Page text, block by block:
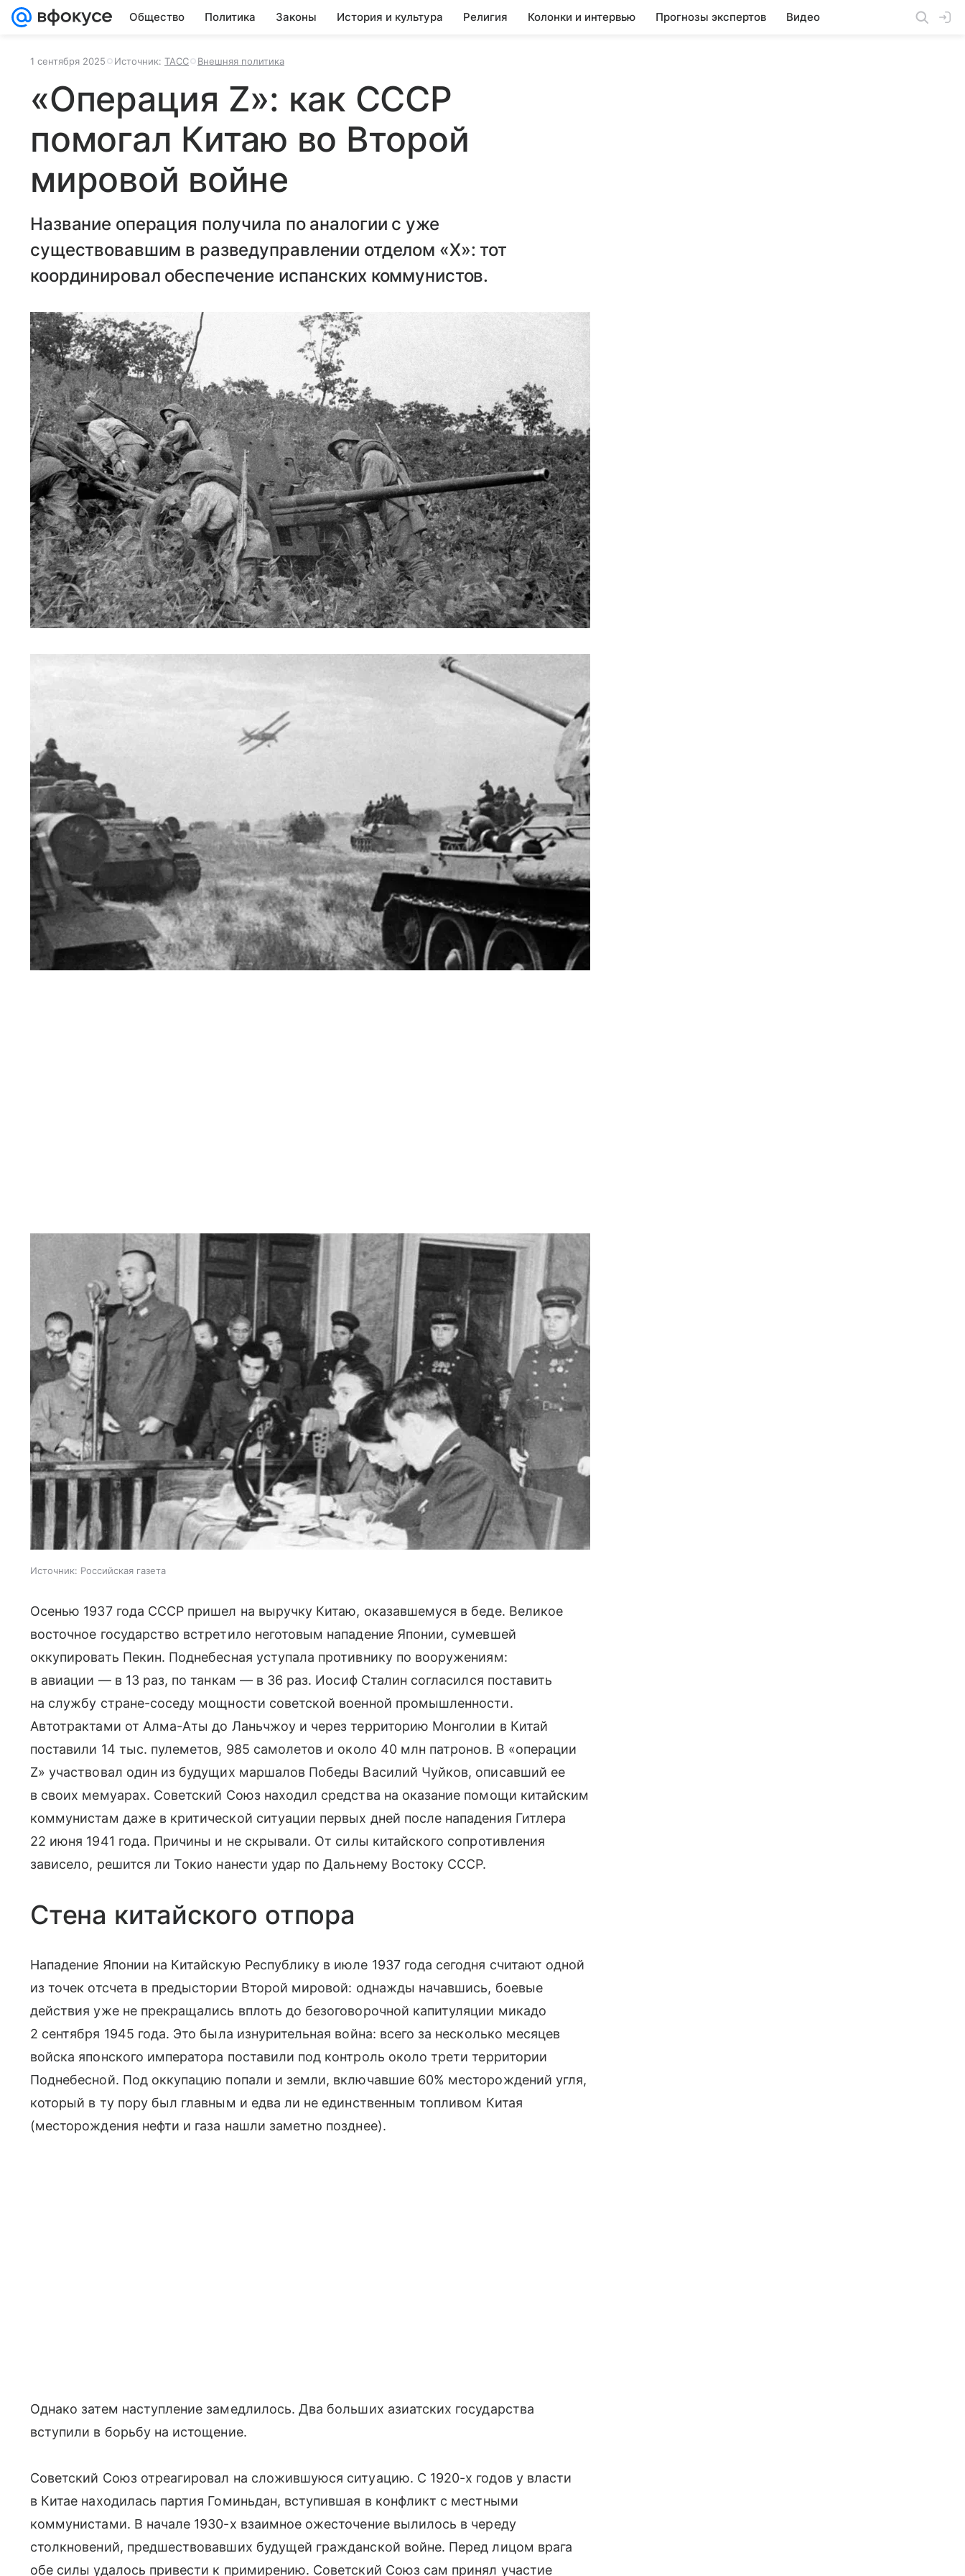
Общество Политика Законы История и культура Религия Колонки и интервью Прогнозы экспертов Видео
1 сентября 2025 Источник: ТАСС Внешняя политика
«Операция Z»: как СССР
помогал Китаю во Второй
мировой войне
Название операция получила по аналогии с уже
существовавшим в разведуправлении отделом «X»: тот
координировал обеспечение испанских коммунистов.
Источник: Российская газета
Осенью 1937 года СССР пришел на выручку Китаю, оказавшемуся в беде. Великое
восточное государство встретило неготовым нападение Японии, сумевшей
оккупировать Пекин. Поднебесная уступала противнику по вооружениям:
в авиации — в 13 раз, по танкам — в 36 раз. Иосиф Сталин согласился поставить
на службу стране-соседу мощности советской военной промышленности.
Автотрактами от Алма-Аты до Ланьчжоу и через территорию Монголии в Китай
поставили 14 тыс. пулеметов, 985 самолетов и около 40 млн патронов. В «операции
Z» участвовал один из будущих маршалов Победы Василий Чуйков, описавший ее
в своих мемуарах. Советский Союз находил средства на оказание помощи китайским
коммунистам даже в критической ситуации первых дней после нападения Гитлера
22 июня 1941 года. Причины и не скрывали. От силы китайского сопротивления
зависело, решится ли Токио нанести удар по Дальнему Востоку СССР.
Стена китайского отпора
Нападение Японии на Китайскую Республику в июле 1937 года сегодня считают одной
из точек отсчета в предыстории Второй мировой: однажды начавшись, боевые
действия уже не прекращались вплоть до безоговорочной капитуляции микадо
2 сентября 1945 года. Это была изнурительная война: всего за несколько месяцев
войска японского императора поставили под контроль около трети территории
Поднебесной. Под оккупацию попали и земли, включавшие 60% месторождений угля,
который в ту пору был главным и едва ли не единственным топливом Китая
(месторождения нефти и газа нашли заметно позднее).
Однако затем наступление замедлилось. Два больших азиатских государства
вступили в борьбу на истощение.
Советский Союз отреагировал на сложившуюся ситуацию. С 1920-х годов у власти
в Китае находилась партия Гоминьдан, вступившая в конфликт с местными
коммунистами. В начале 1930-х взаимное ожесточение вылилось в череду
столкновений, предшествовавших будущей гражданской войне. Перед лицом врага
обе силы удалось привести к примирению. Советский Союз сам принял участие